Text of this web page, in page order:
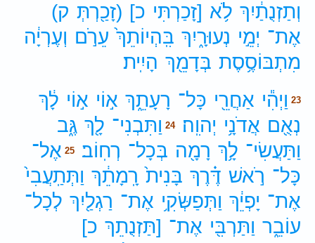
וְתַזְנֻתַ֔יִךְ לֹ֥א [זָכַרְתִּי כ] (זָכַ֖רְתְּ ק)
אֶת־ יְמֵ֣י נְעוּרָ֑יִךְ בִּֽהְיוֹתֵךְ֙ עֵרֹ֣ם וְעֶרְיָ֔ה
מִתְבּוֹסֶ֥סֶת בְּדָמֵ֖ךְ הָיִֽית׃
23 וַיְהִ֕י אַחֲרֵ֖י כָּל־ רָעָתֵ֑ךְ א֣וֹי א֣וֹי לָ֔ךְ
נְאֻ֖ם אֲדֹנָ֥י יְהוִֽה׃ 24 וַתִּבְנִי־ לָ֖ךְ גֶּ֑ב
וַתַּעֲשִׂי־ לָ֥ךְ רָמָ֖ה בְּכָל־ רְחֽוֹב׃ 25 אֶל־
כָּל־ רֹ֣אשׁ דֶּ֗רֶךְ בָּנִית֙ רָֽמָתֵ֔ךְ וַתְּתַֽעֲבִי֙
אֶת־ יָפְיֵ֔ךְ וַתְּפַשְּׂקִ֥י אֶת־ רַגְלַ֖יִךְ לְכָל־
עוֹבֵ֑ר וַתַּרְבִּ֖י אֶת־ [תַּזְנֻתֵךְ כ]